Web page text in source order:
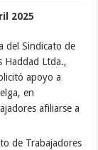
2025
del Sindicato de
Haddad Ltda.,
apoyo a
en
afiliarse a
de Trabajadores